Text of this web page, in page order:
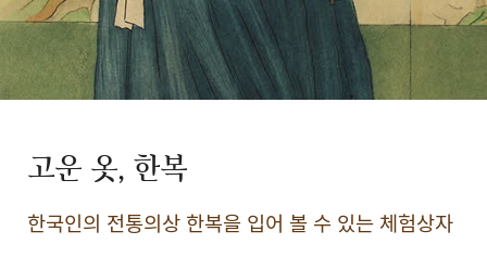
고운 옷, 한복
한국인의 전통의상 한복을 입어 볼 수 있는 체험상자